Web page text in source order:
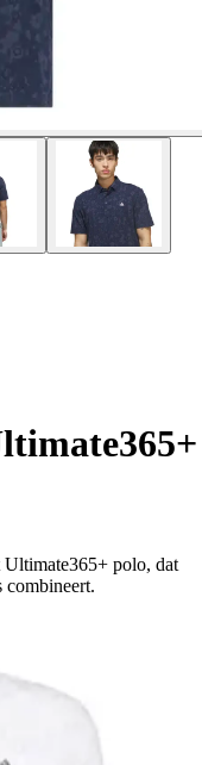
Ultimate365+ polo, dat
combineert.